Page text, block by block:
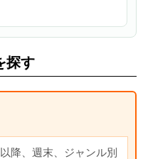
探す
降、週末、ジャンル別